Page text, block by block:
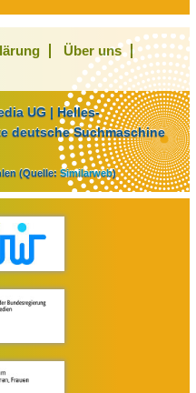
Über uns
UG | Helles-
deutsche Suchmaschine
(Quelle: Similarweb)